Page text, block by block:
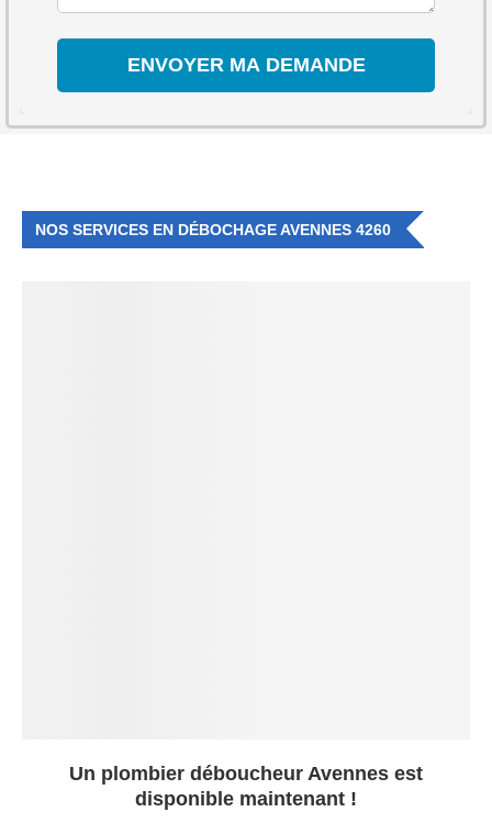
NOS SERVICES EN DÉBOCHAGE AVENNES 4260
Un plombier déboucheur Avennes est
disponible maintenant !